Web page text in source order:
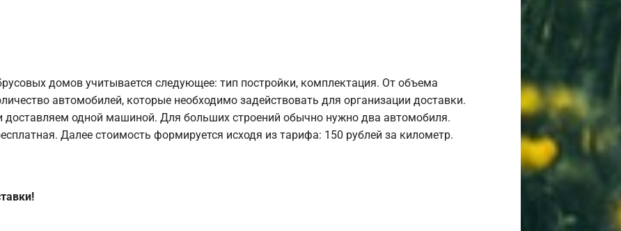
домов учитывается следующее: тип постройки, комплектация. От объема
автомобилей, которые необходимо задействовать для организации доставки.
одной машиной. Для больших строений обычно нужно два автомобиля.
Далее стоимость формируется исходя из тарифа: 150 рублей за километр.